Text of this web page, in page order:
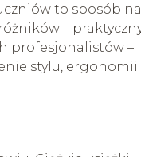
to sposób na
–
profesjonalistów –
stylu, ergonomii